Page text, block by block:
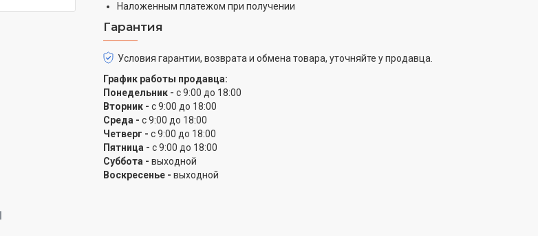
Наложенным платежом при получении
Гарантия
Условия гарантии, возврата и обмена товара, уточняйте у продавца.
График работы продавца:
Понедельник - с 9:00 до 18:00
Вторник - с 9:00 до 18:00
Среда - с 9:00 до 18:00
Четверг - с 9:00 до 18:00
Пятница - с 9:00 до 18:00
Суббота - выходной
Воскресенье - выходной